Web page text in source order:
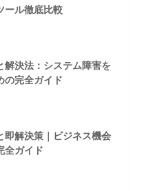
ール徹底比較
決法：システム障害を
の完全ガイド
解決策｜ビジネス機会
全ガイド